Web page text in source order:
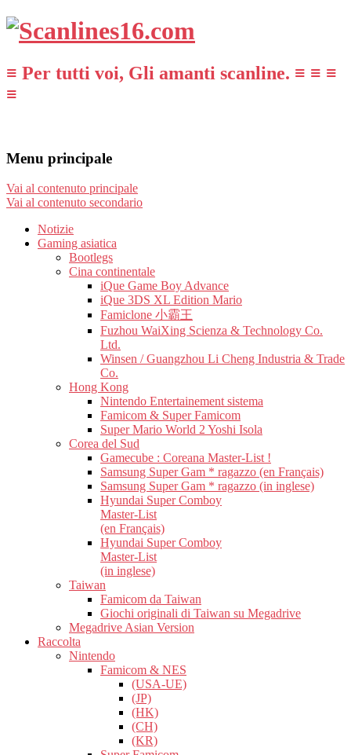
≡ Per tutti voi, Gli amanti scanline. ≡ ≡ ≡
≡
Menu principale
Vai al contenuto principale
Vai al contenuto secondario
Notizie
Gaming asiatica
Bootlegs
Cina continentale
iQue Game Boy Advance
iQue 3DS XL Edition Mario
Famiclone 小霸王
Fuzhou WaiXing Scienza & Technology Co.
Ltd.
Winsen / Guangzhou Li Cheng Industria & Trade
Co.
Hong Kong
Nintendo Entertainement sistema
Famicom & Super Famicom
Super Mario World 2 Yoshi Isola
Corea del Sud
Gamecube : Coreana Master-List !
Samsung Super Gam * ragazzo (en Français)
Samsung Super Gam * ragazzo (in inglese)
Hyundai Super Comboy
Master-List
(en Français)
Hyundai Super Comboy
Master-List
(in inglese)
Taiwan
Famicom da Taiwan
Giochi originali di Taiwan su Megadrive
Megadrive Asian Version
Raccolta
Nintendo
Famicom & NES
(USA-UE)
(JP)
(HK)
(CH)
(KR)